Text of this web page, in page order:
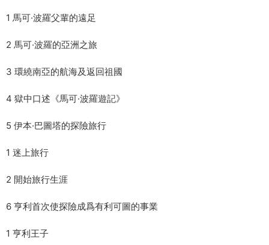
1 馬可·波羅父輩的遠足
2 馬可·波羅的亞洲之旅
3 環繞南亞的航海及返回祖國
4 獄中口述《馬可·波羅遊記》
5 伊本·巴圖塔的探險旅行
1 迷上旅行
2 開始旅行生涯
6 亨利首次使探險成爲有利可圖的事業
1 亨利王子